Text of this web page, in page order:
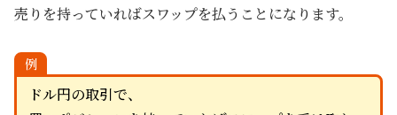
売りを持っていればスワップを払うことになります。
例
ドル円の取引で、